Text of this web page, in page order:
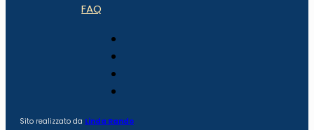
FAQ
Sito realizzato da Linda Rando